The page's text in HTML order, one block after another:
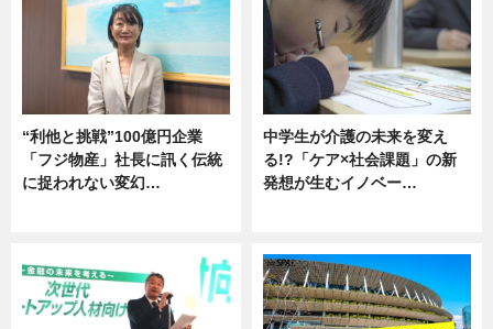
“利他と挑戦”100億円企業
「フジ物産」社長に訊く伝統
に捉われない変幻…
中学生が介護の未来を変え
る!?「ケア×社会課題」の新
発想が生むイノベー…